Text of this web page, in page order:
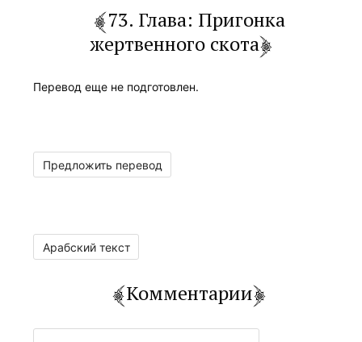
73. Глава: Пригонка
жертвенного скота
Перевод еще не подготовлен.
Предложить перевод
Арабский текст
Комментарии